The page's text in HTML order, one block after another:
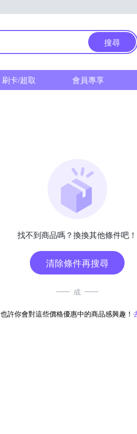
搜尋
刷卡/超取 會員專享
找不到商品嗎？換換其他條件吧！
清除條件再搜尋
或
也許你會對這些價格優惠中的商品感興趣！